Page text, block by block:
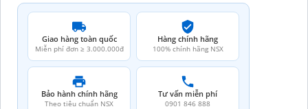
Giao hàng toàn quốc
Miễn phí đơn ≥ 3.000.000đ
Hàng chính hãng
100% chính hãng NSX
Bảo hành chính hãng
Theo tiêu chuẩn NSX
Tư vấn miễn phí
0901 846 888